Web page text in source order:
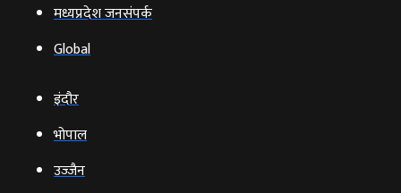
मध्यप्रदेश जनसंपर्क
Global
इंदौर
भोपाल
उज्‍जैन